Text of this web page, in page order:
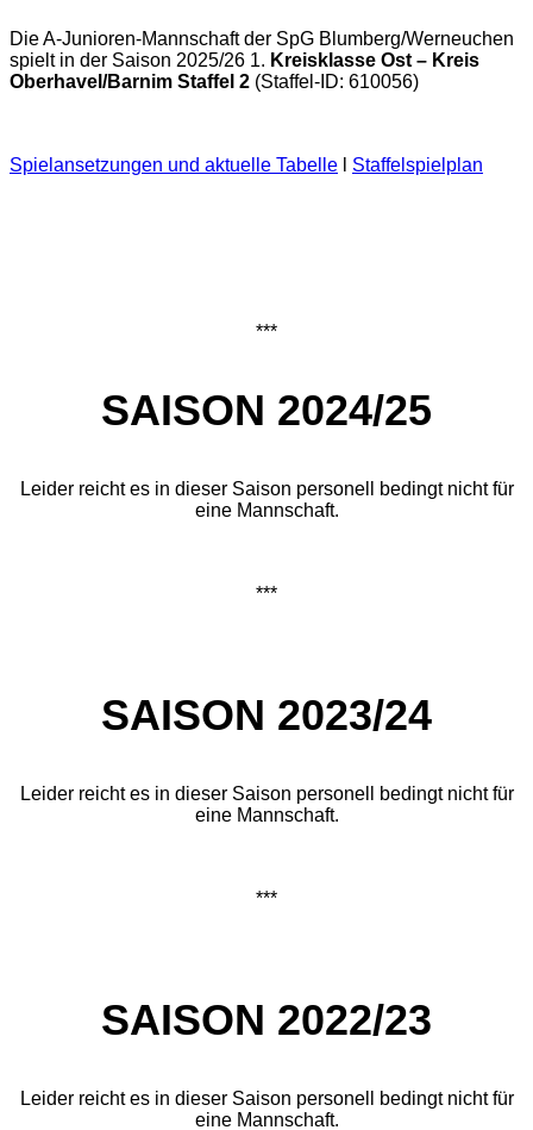
Die A-Junioren-Mannschaft der SpG Blumberg/Werneuchen
spielt in der Saison 2025/26 1. Kreisklasse Ost – Kreis
Oberhavel/Barnim Staffel 2 (Staffel-ID: 610056)
Spielansetzungen und aktuelle Tabelle Staffelspielplan
***
SAISON 2024/25
Leider reicht es in dieser Saison personell bedingt nicht für
eine Mannschaft.
***
SAISON 2023/24
Leider reicht es in dieser Saison personell bedingt nicht für
eine Mannschaft.
***
SAISON 2022/23
Leider reicht es in dieser Saison personell bedingt nicht für
eine Mannschaft.